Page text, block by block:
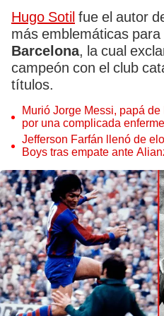
Hugo Sotil fue el autor
más emblemáticas
Barcelona, la cual
campeón con el club
títulos.
Murió Jorge Messi, papá
por una complicada
Jefferson Farfán llenó de
Boys tras empate ante